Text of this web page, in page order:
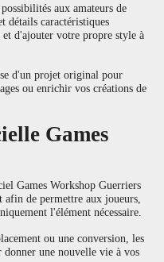
aux amateurs de
détails caractéristiques
d'ajouter votre propre style à
d'un projet original pour
ou enrichir vos créations de
Games
Games Workshop Guerriers
de permettre aux joueurs,
l'élément nécessaire.
ou une conversion, les
une nouvelle vie à vos